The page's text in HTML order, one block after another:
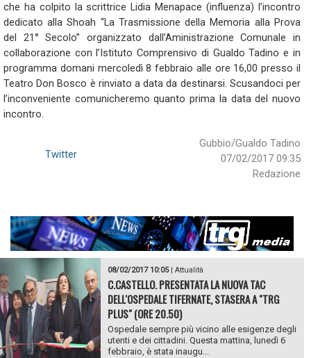
che ha colpito la scrittrice Lidia Menapace (influenza) l’incontro
dedicato alla Shoah “La Trasmissione della Memoria alla Prova
del 21° Secolo” organizzato dall’Aministrazione Comunale in
collaborazione con l’Istituto Comprensivo di Gualdo Tadino e in
programma domani mercoledì 8 febbraio alle ore 16,00 presso il
Teatro Don Bosco è rinviato a data da destinarsi. Scusandoci per
l’inconveniente comunicheremo quanto prima la data del nuovo
incontro.
Gubbio/Gualdo Tadino
07/02/2017 09:35
Redazione
Twitter
08/02/2017 10:05| Attualità
C.CASTELLO. PRESENTATA LA NUOVA TAC
DELL'OSPEDALE TIFERNATE, STASERA A "TRG
PLUS" (ORE 20.50)
Ospedale sempre più vicino alle esigenze degli
utenti e dei cittadini. Questa mattina, lunedì 6
febbraio, è stata inaugu...